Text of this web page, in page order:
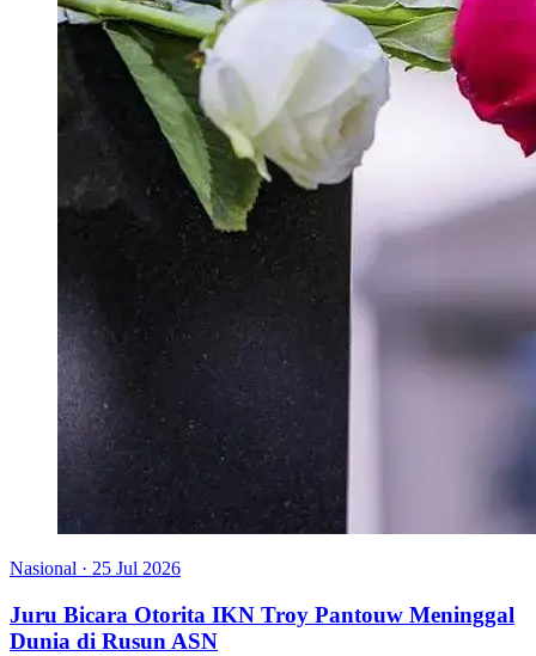
Nasional · 25 Jul 2026
Juru Bicara Otorita IKN Troy Pantouw Meninggal
Dunia di Rusun ASN